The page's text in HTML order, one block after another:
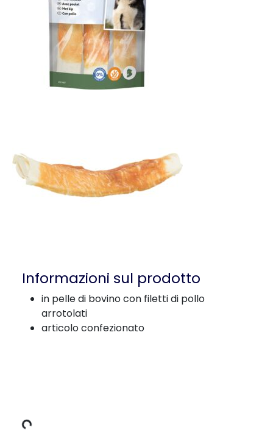
Informazioni sul prodotto
in pelle di bovino con filetti di pollo
arrotolati
articolo confezionato